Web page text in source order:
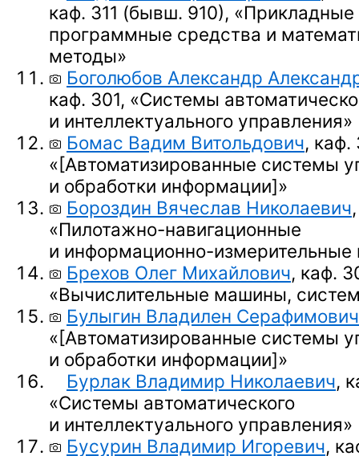
каф. 311 (бывш. 910), «Прикладные
программные средства и
методы»
Боголюбов Александр
каф. 301, «Системы
и интеллектуального управления»
Бомас Вадим Витольдович, каф.
«[Автоматизированные системы
и обработки информации]»
Бороздин Вячеслав Николаевич
«Пилотажно-навигационные
и информационно-измерительные
Брехов Олег Михайлович, каф.
«Вычислительные машины,
Булыгин Владилен Серафимович
«[Автоматизированные системы
и обработки информации]»
Бурлак Владимир Николаевич,
«Системы автоматического
и интеллектуального управления»
Бусурин Владимир Игоревич,